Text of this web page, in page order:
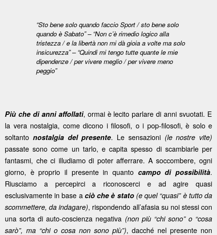
“Sto bene solo quando faccio Sport / sto bene solo
quando è Sabato” – “Non c’è rimedio logico alla
tristezza / e la libertà non mi dà gioia a volte ma solo
insicurezza” – “Quindi mi tengo tutte quante le mie
dipendenze / per vivere meglio / per vivere meno
peggio”
Più che di anni affollati, ormai è lecito parlare di anni svuotati. E
la vera nostalgia, come dicono i filosofi, o i pop-filosofi, è solo e
soltanto nostalgia del presente. Le sensazioni (le nostre vite)
passate sono come un tarlo, e capita spesso di scambiarle per
fantasmi, che ci illudiamo di poter afferrare. A soccombere, ogni
giorno, è proprio il presente in quanto campo di possibilità.
Riusciamo a percepirci a riconoscerci e ad agire quasi
esclusivamente in base a ciò che è stato (e quel “quasi” è tutto da
scommettere, da indagare), rispondendo all’afasia su noi stessi con
una sorta di auto-coscienza negativa (non più “chi sono” o “cosa
sarò”, ma “chi o cosa non sono più”), dacché nel presente non